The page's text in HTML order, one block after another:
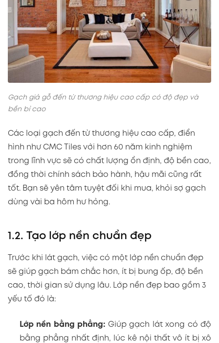
Gạch giả gỗ đến từ thương hiệu cao cấp có độ đẹp và
bền bỉ cao
Các loại gạch đến từ thương hiệu cao cấp, điển
hình như CMC Tiles với hơn 60 năm kinh nghiệm
trong lĩnh vực sẽ có chất lượng ổn định, độ bền cao,
đồng thời chính sách bảo hành, hậu mãi cũng rất
tốt. Bạn sẽ yên tâm tuyệt đối khi mua, khỏi sợ gạch
dùng vài ba hôm hư hỏng.
1.2. Tạo lớp nền chuẩn đẹp
Trước khi lát gạch, việc có một lớp nền chuẩn đẹp
sẽ giúp gạch bám chắc hơn, ít bị bung ốp, độ bền
cao, thời gian sử dụng lâu. Lớp nền đẹp bao gồm 3
yếu tố đó là:
Lớp nền bằng phẳng: Giúp gạch lát xong có độ
bằng phẳng nhất định, lúc kê nội thất vô ít bị xô